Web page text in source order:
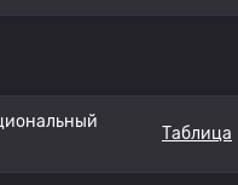
Таблица